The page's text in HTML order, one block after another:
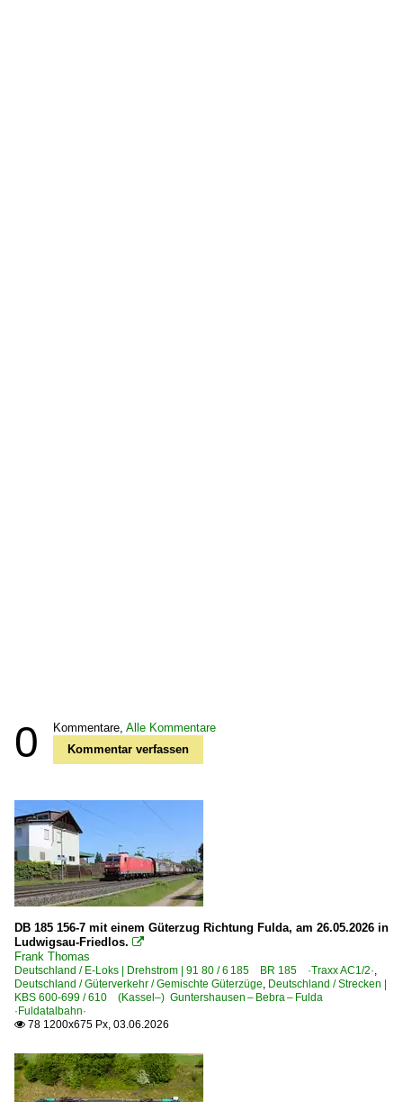
0 Kommentare, Alle Kommentare
Kommentar verfassen
DB 185 156-7 mit einem Güterzug Richtung Fulda, am 26.05.2026 in
Ludwigsau-Friedlos. 
Frank Thomas
Deutschland / E-Loks | Drehstrom | 91 80 / 6 185 BR 185 ·Traxx AC1/2·,
Deutschland / Güterverkehr / Gemischte Güterzüge, Deutschland / Strecken |
KBS 600-699 / 610 (Kassel–) Guntershausen – Bebra – Fulda
·Fuldatalbahn·
 78 1200x675 Px, 03.06.2026